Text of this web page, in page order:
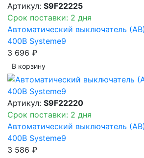
Артикул: S9F22225
Срок поставки: 2 дня
Автоматический выключатель
400В Systeme9
3 696 ₽
В корзинy
Артикул: S9F22220
Срок поставки: 2 дня
Автоматический выключатель
400В Systeme9
3 586 ₽